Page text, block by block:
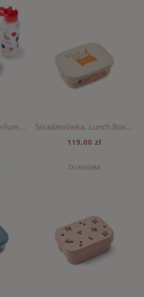
Zestaw śniadaniowy/lunchowy Chelsey Liewood - CHARACTERS / SANDY Śniadaniówka, Lunch Box Arthur Liewood - CATS AND DOGS / SANDY
119,00 zł
Do koszyka